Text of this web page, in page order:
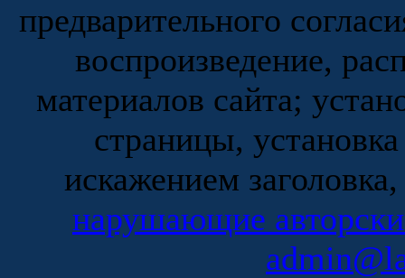
предварительного
воспроизведение,
материалов сайта;
страницы,
искажением
нарушающие